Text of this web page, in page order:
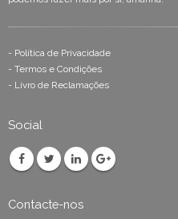
- Política de Privacidade
- Termos e Condições
- Livro de Reclamações
Social
Contacte-nos